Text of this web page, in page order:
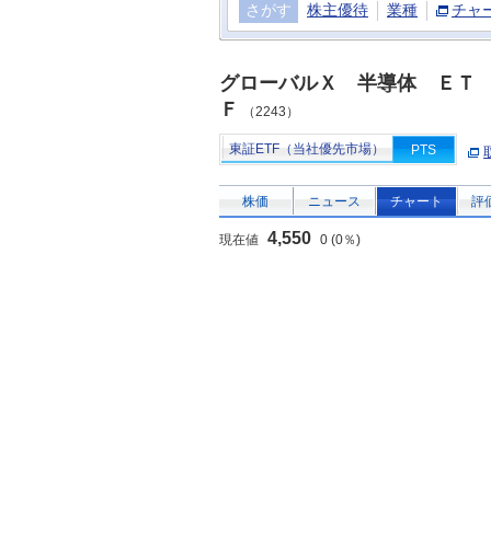
さがす 株主優待 業種 チャ
グローバルＸ 半導体 ＥＴ
Ｆ
（2243）
東証ETF（当社優先市場） PTS
株価 ニュース チャート 評
現在値 4,550 0 (0％)